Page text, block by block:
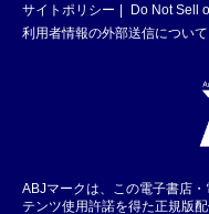
サイトポリシー
Do Not Sell
利用者情報の外部送信について
ABJマークは、この電子書店
テンツ使用許諾を得た正規版